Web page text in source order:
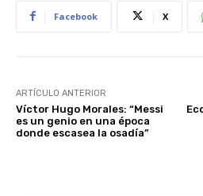
Facebook X
ARTÍCULO ANTERIOR
Víctor Hugo Morales: “Messi
es un genio en una época
donde escasea la osadía”